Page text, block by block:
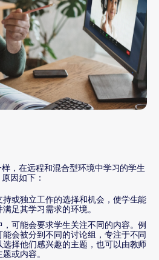
，在远程和混合型环境中学习的学生
因如下：
或独立工作的选择和机会，使学生能
足其学习需求的环境。
可能会要求学生关注不同的内容。例
会被分到不同的讨论组，专注于不同
择他们感兴趣的主题，也可以由教师
或内容。